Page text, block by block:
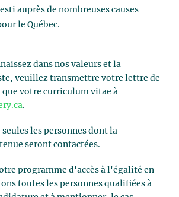
auprès de nombreuses causes
le Québec.
dans nos valeurs et la
veuillez transmettre votre lettre de
votre curriculum vitae à
.
les personnes dont la
seront contactées.
programme d'accès à l'égalité en
toutes les personnes qualifiées à